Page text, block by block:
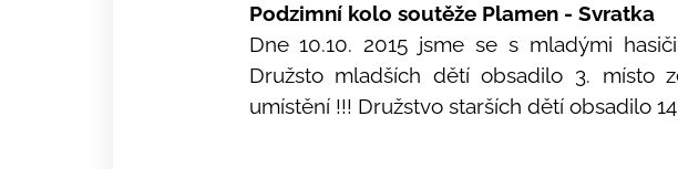
Podzimní kolo soutěže Plamen - Svratka
Dne 10.10. 2015 jsme se s mladými
Družsto mladších dětí obsadilo 3. místo
umístění !!! Družstvo starších dětí obsadilo